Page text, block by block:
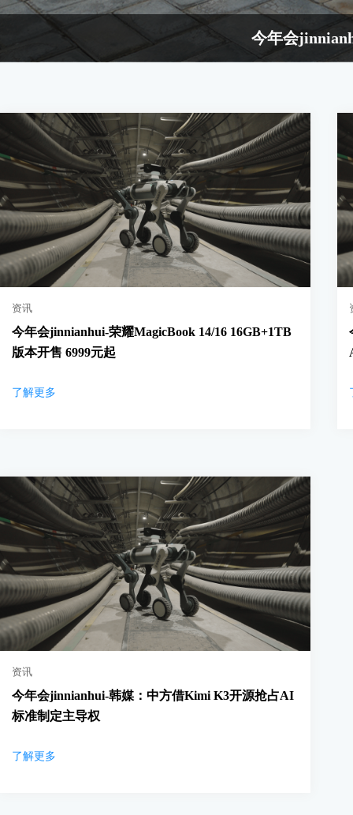
今年会
资讯
今年会jinnianhui-荣耀MagicBook 14/16 16GB+1TB
版本开售 6999元起
了解更多
资讯
今年会jinnianhui-韩媒：中方借Kimi K3开源抢占AI
标准制定主导权
了解更多